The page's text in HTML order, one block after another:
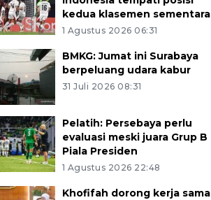
kedua klasemen sementara
1 Agustus 2026 06:31
BMKG: Jumat ini Surabaya
berpeluang udara kabur
31 Juli 2026 08:31
Pelatih: Persebaya perlu
evaluasi meski juara Grup B
Piala Presiden
1 Agustus 2026 22:48
Khofifah dorong kerja sama